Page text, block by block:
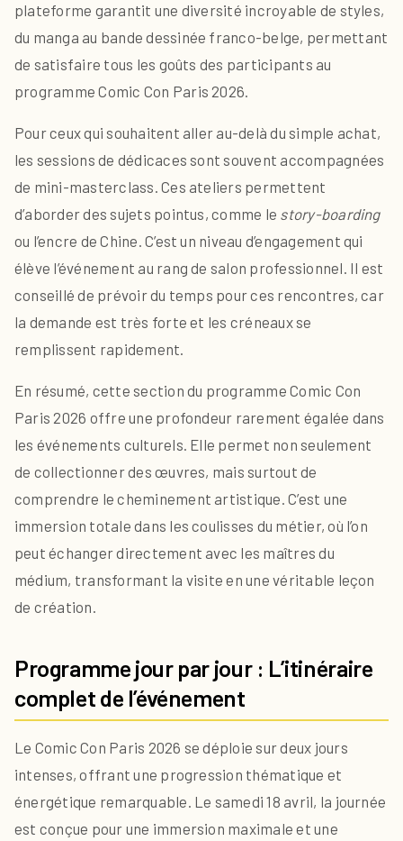
plateforme garantit une diversité incroyable de styles,
du manga au bande dessinée franco-belge, permettant
de satisfaire tous les goûts des participants au
programme Comic Con Paris 2026.
Pour ceux qui souhaitent aller au-delà du simple achat,
les sessions de dédicaces sont souvent accompagnées
de mini-masterclass. Ces ateliers permettent
d’aborder des sujets pointus, comme le story-boarding
ou l’encre de Chine. C’est un niveau d’engagement qui
élève l’événement au rang de salon professionnel. Il est
conseillé de prévoir du temps pour ces rencontres, car
la demande est très forte et les créneaux se
remplissent rapidement.
En résumé, cette section du programme Comic Con
Paris 2026 offre une profondeur rarement égalée dans
les événements culturels. Elle permet non seulement
de collectionner des œuvres, mais surtout de
comprendre le cheminement artistique. C’est une
immersion totale dans les coulisses du métier, où l’on
peut échanger directement avec les maîtres du
médium, transformant la visite en une véritable leçon
de création.
Programme jour par jour : L’itinéraire
complet de l’événement
Le Comic Con Paris 2026 se déploie sur deux jours
intenses, offrant une progression thématique et
énergétique remarquable. Le samedi 18 avril, la journée
est conçue pour une immersion maximale et une